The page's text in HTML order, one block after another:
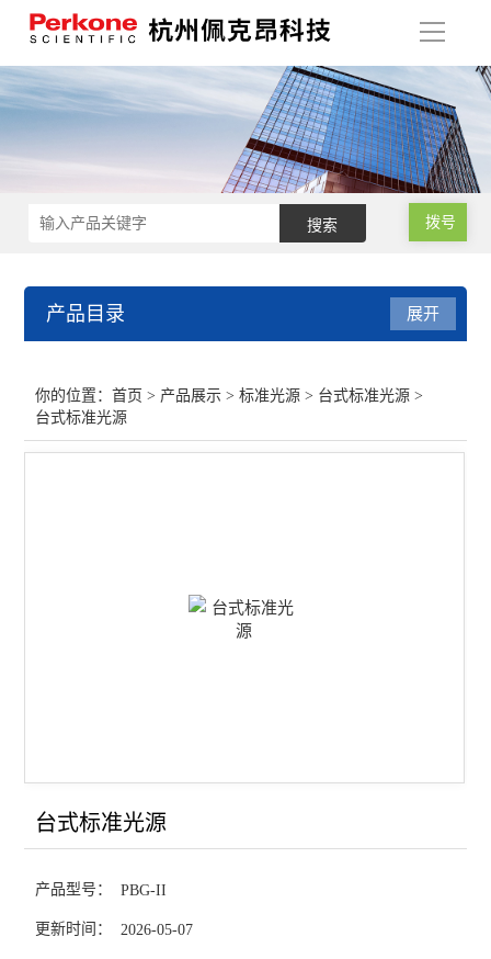
导
拨号
产品目录
框式标准光源
展开
你的位置：首页 > 产品展示 >标准光源 > 台式标准光源 >
台式标准光源
台式标准光源
产品型号： PBG-II
更新时间： 2026-05-07